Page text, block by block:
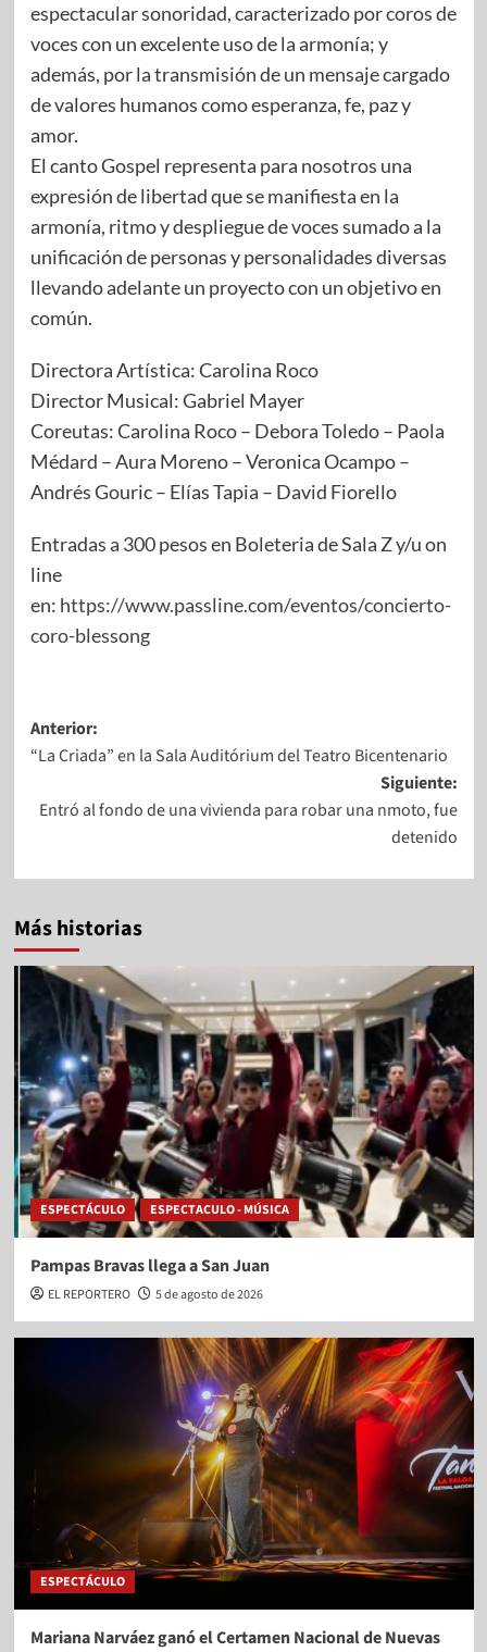
espectacular sonoridad, caracterizado por coros de
voces con un excelente uso de la armonía; y
además, por la transmisión de un mensaje cargado
de valores humanos como esperanza, fe, paz y
amor.
El canto Gospel representa para nosotros una
expresión de libertad que se manifiesta en la
armonía, ritmo y despliegue de voces sumado a la
unificación de personas y personalidades diversas
llevando adelante un proyecto con un objetivo en
común.
Directora Artística: Carolina Roco
Director Musical: Gabriel Mayer
Coreutas: Carolina Roco – Debora Toledo – Paola
Médard – Aura Moreno – Veronica Ocampo –
Andrés Gouric – Elías Tapia – David Fiorello
Entradas a 300 pesos en Boleteria de Sala Z y/u on
line
en: https://www.passline.com/eventos/concierto-
coro-blessong
Anterior:
“La Criada” en la Sala Auditórium del Teatro Bicentenario
Siguiente:
Entró al fondo de una vivienda para robar una nmoto, fue
detenido
Más historias
ESPECTÁCULO ESPECTACULO - MÚSICA
Pampas Bravas llega a San Juan
EL REPORTERO 5 de agosto de 2026
ESPECTÁCULO
Mariana Narváez ganó el Certamen Nacional de Nuevas